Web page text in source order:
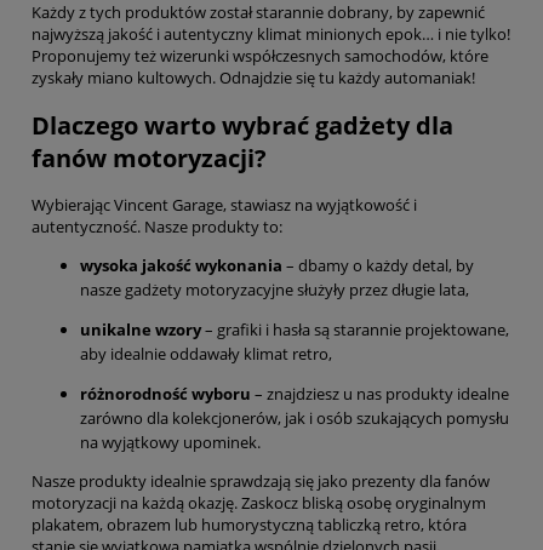
Każdy z tych produktów został starannie dobrany, by zapewnić
najwyższą jakość i autentyczny klimat minionych epok… i nie tylko!
Proponujemy też wizerunki współczesnych samochodów, które
zyskały miano kultowych. Odnajdzie się tu każdy automaniak!
Dlaczego warto wybrać gadżety dla
fanów motoryzacji?
Wybierając Vincent Garage, stawiasz na wyjątkowość i
autentyczność. Nasze produkty to:
wysoka jakość wykonania – dbamy o każdy detal, by
nasze gadżety motoryzacyjne służyły przez długie lata,
unikalne wzory– grafiki i hasła są starannie projektowane,
aby idealnie oddawały klimat retro,
różnorodność wyboru – znajdziesz u nas produkty idealne
zarówno dla kolekcjonerów, jak i osób szukających pomysłu
na wyjątkowy upominek.
Nasze produkty idealnie sprawdzają się jako prezenty dla fanów
motoryzacji na każdą okazję. Zaskocz bliską osobę oryginalnym
plakatem, obrazem lub humorystyczną tabliczką retro, która